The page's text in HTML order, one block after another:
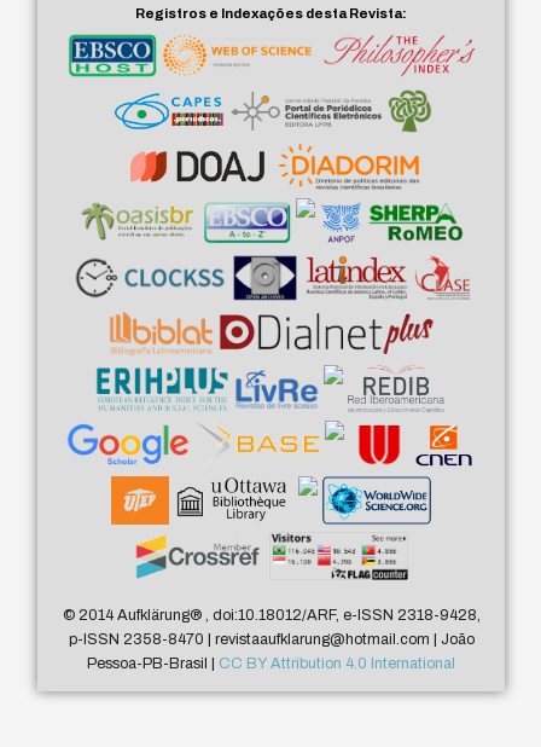
Registros e Indexações desta Revista:
© 2014 Aufklärung®, doi:10.18012/ARF, e-ISSN 2318-9428,
p-ISSN 2358-8470 | revistaaufklarung@hotmail.com | João
Pessoa-PB-Brasil | CC BY Attribution 4.0 International